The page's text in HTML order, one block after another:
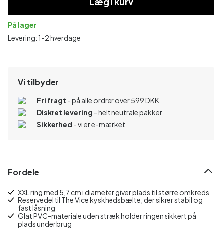
På lager
Levering: 1-2 hverdage
Vi tilbyder
Fri fragt - på alle ordrer over 599 DKK
Diskret levering - helt neutrale pakker
Sikkerhed - vi er e-mærket
Fordele
XXL ring med 5,7 cm i diameter giver plads til større omkreds
Reservedel til The Vice kyskhedsbælte, der sikrer stabil og
fast låsning
Glat PVC-materiale uden stræk holder ringen sikkert på
plads under brug